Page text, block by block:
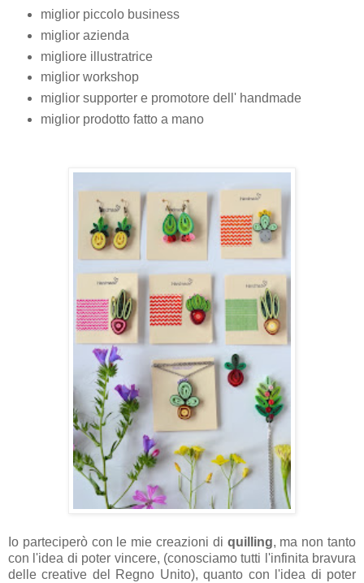
miglior piccolo business
miglior azienda
migliore illustratrice
miglior workshop
miglior supporter e promotore dell' handmade
miglior prodotto fatto a mano
Io parteciperò con le mie creazioni di quilling, ma non tanto
con l'idea di poter vincere, (conosciamo tutti l'infinita bravura
delle creative del Regno Unito), quanto con l'idea di poter